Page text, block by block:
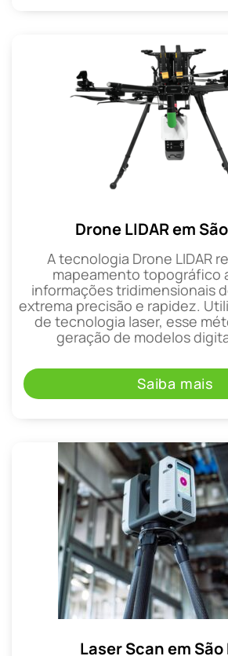
Drone LIDAR em
A tecnologia Drone LIDAR
mapeamento topográfico
informações tridimensionais
extrema precisão e rapidez.
de tecnologia laser, esse
geração de modelos
Saiba mais
Laser Scan em São